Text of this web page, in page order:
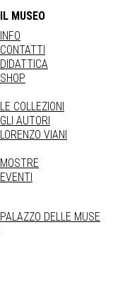
IL MUSEO
INFO
CONTATTI
DIDATTICA
SHOP
LE COLLEZIONI
GLI AUTORI
LORENZO VIANI
MOSTRE
EVENTI
PALAZZO DELLE MUSE